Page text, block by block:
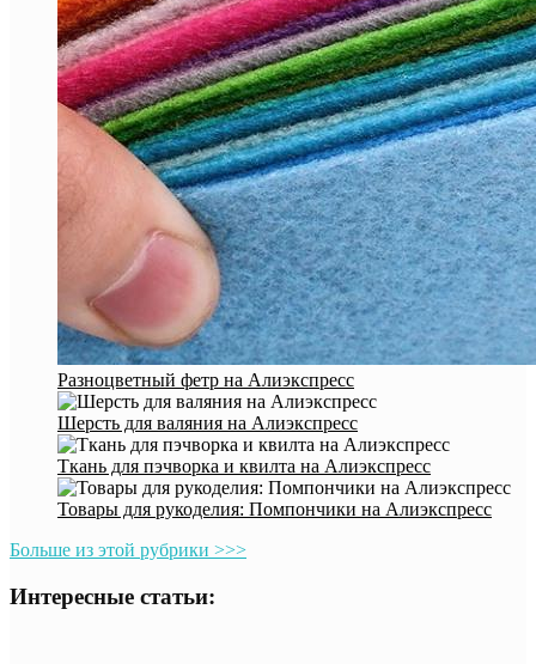
Разноцветный фетр на Алиэкспресс
Шерсть для валяния на Алиэкспресс
Ткань для пэчворка и квилта на Алиэкспресс
Товары для рукоделия: Помпончики на Алиэкспресс
Больше из этой рубрики >>>
Интересные статьи: